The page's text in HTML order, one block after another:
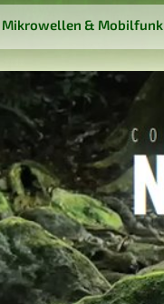
Mikrowellen & Mobilfunk